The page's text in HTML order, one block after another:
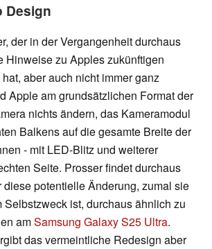
Design
der in der Vergangenheit durchaus
Hinweise zu Apples zukünftigen
aber auch nicht immer ganz
Apple am grundsätzlichen Format der
nichts ändern, das Kameramodul
Balkens auf die gesamte Breite der
- mit LED-Blitz und weiterer
Seite. Prosser findet durchaus
diese potentielle Änderung, zumal sie
Selbstzweck ist, durchaus ähnlich zu
amSamsung Galaxy S25 Ultra.
das vermeintliche Redesign aber